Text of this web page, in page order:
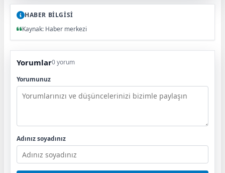
HABER BİLGİSİ
Kaynak: Haber merkezi
Yorumlar0 yorum
Yorumunuz
Adınız soyadınız